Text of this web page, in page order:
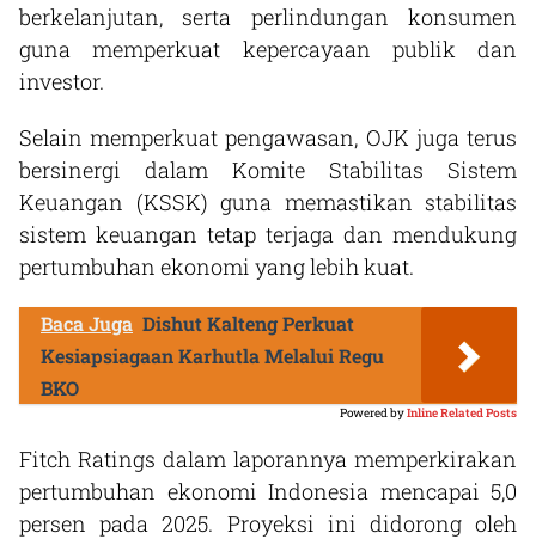
berkelanjutan, serta perlindungan konsumen
guna memperkuat kepercayaan publik dan
investor.
Selain memperkuat pengawasan, OJK juga terus
bersinergi dalam Komite Stabilitas Sistem
Keuangan (KSSK) guna memastikan stabilitas
sistem keuangan tetap terjaga dan mendukung
pertumbuhan ekonomi yang lebih kuat.
Baca Juga Dishut Kalteng Perkuat
Kesiapsiagaan Karhutla Melalui Regu
BKO
Powered byInline Related Posts
Fitch Ratings dalam laporannya memperkirakan
pertumbuhan ekonomi Indonesia mencapai 5,0
persen pada 2025. Proyeksi ini didorong oleh